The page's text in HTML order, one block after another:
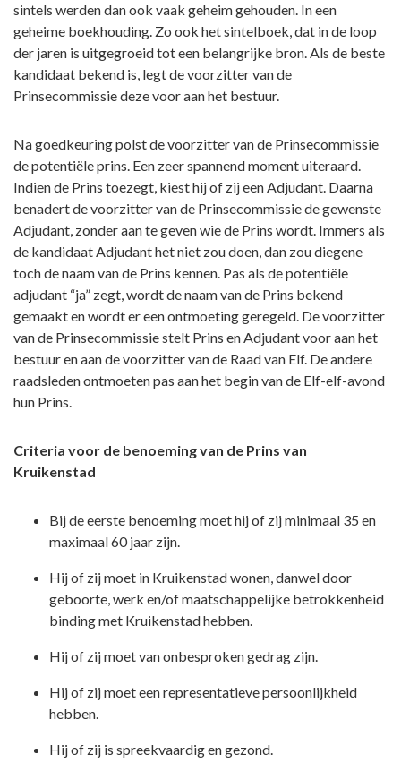
sintels werden dan ook vaak geheim gehouden. In een
geheime boekhouding. Zo ook het sintelboek, dat in de loop
der jaren is uitgegroeid tot een belangrijke bron. Als de beste
kandidaat bekend is, legt de voorzitter van de
Prinsecommissie deze voor aan het bestuur.
Na goedkeuring polst de voorzitter van de Prinsecommissie
de potentiële prins. Een zeer spannend moment uiteraard.
Indien de Prins toezegt, kiest hij of zij een Adjudant. Daarna
benadert de voorzitter van de Prinsecommissie de gewenste
Adjudant, zonder aan te geven wie de Prins wordt. Immers als
de kandidaat Adjudant het niet zou doen, dan zou diegene
toch de naam van de Prins kennen. Pas als de potentiële
adjudant “ja” zegt, wordt de naam van de Prins bekend
gemaakt en wordt er een ontmoeting geregeld. De voorzitter
van de Prinsecommissie stelt Prins en Adjudant voor aan het
bestuur en aan de voorzitter van de Raad van Elf. De andere
raadsleden ontmoeten pas aan het begin van de Elf-elf-avond
hun Prins.
Criteria voor de benoeming van de Prins van
Kruikenstad
Bij de eerste benoeming moet hij of zij minimaal 35 en
maximaal 60 jaar zijn.
Hij of zij moet in Kruikenstad wonen, danwel door
geboorte, werk en/of maatschappelijke betrokkenheid
binding met Kruikenstad hebben.
Hij of zij moet van onbesproken gedrag zijn.
Hij of zij moet een representatieve persoonlijkheid
hebben.
Hij of zij is spreekvaardig en gezond.